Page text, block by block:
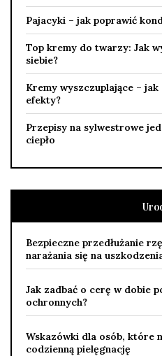
Pajacyki – jak poprawić
Top kremy do twarzy: Jak
siebie?
Kremy wyszczuplające –
efekty?
Przepisy na sylwestrowe
ciepło
Bezpieczne przedłużanie
narażania się na
Jak zadbać o cerę w dobie
ochronnych?
Wskazówki dla osób, które
codzienną pielęgnację